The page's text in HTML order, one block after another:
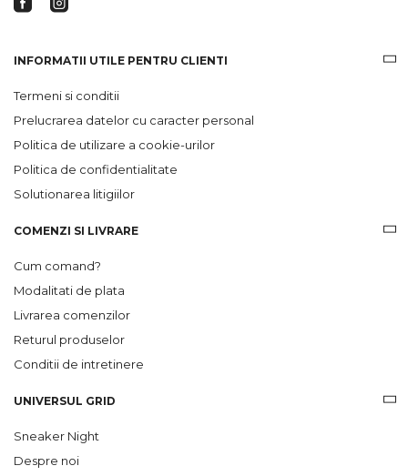
INFORMATII UTILE PENTRU CLIENTI
Termeni si conditii
Prelucrarea datelor cu caracter personal
Politica de utilizare a cookie-urilor
Politica de confidentialitate
Solutionarea litigiilor
COMENZI SI LIVRARE
Cum comand?
Modalitati de plata
Livrarea comenzilor
Returul produselor
Conditii de intretinere
UNIVERSUL GRID
Sneaker Night
Despre noi